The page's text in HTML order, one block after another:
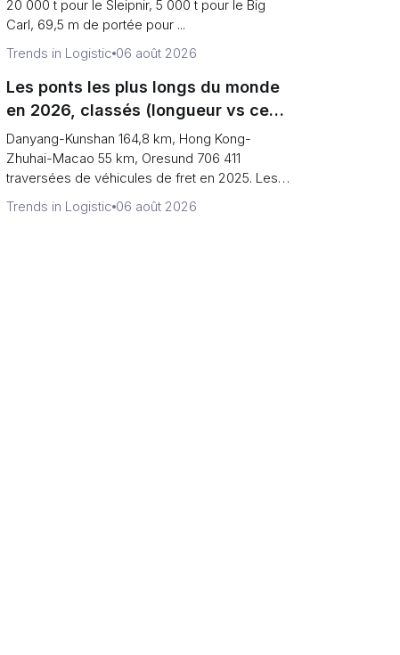
20 000 t pour le Sleipnir, 5 000 t pour le Big
Carl, 69,5 m de portée pour ...
Trends in Logistic 06 août 2026
Les ponts les plus longs du monde
en 2026, classés (longueur vs ce
sur quoi vous pouvez rouler)
Danyang-Kunshan 164,8 km, Hong Kong-
Zhuhai-Macao 55 km, Oresund 706 411
traversées de véhicules de fret en 2025. Les
plu...
Trends in Logistic 06 août 2026